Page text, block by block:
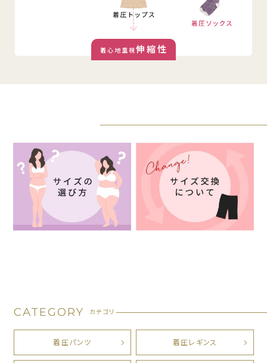
着心地重視伸縮性
CATEGORY カテゴリ
着圧パンツ 着圧レギンス